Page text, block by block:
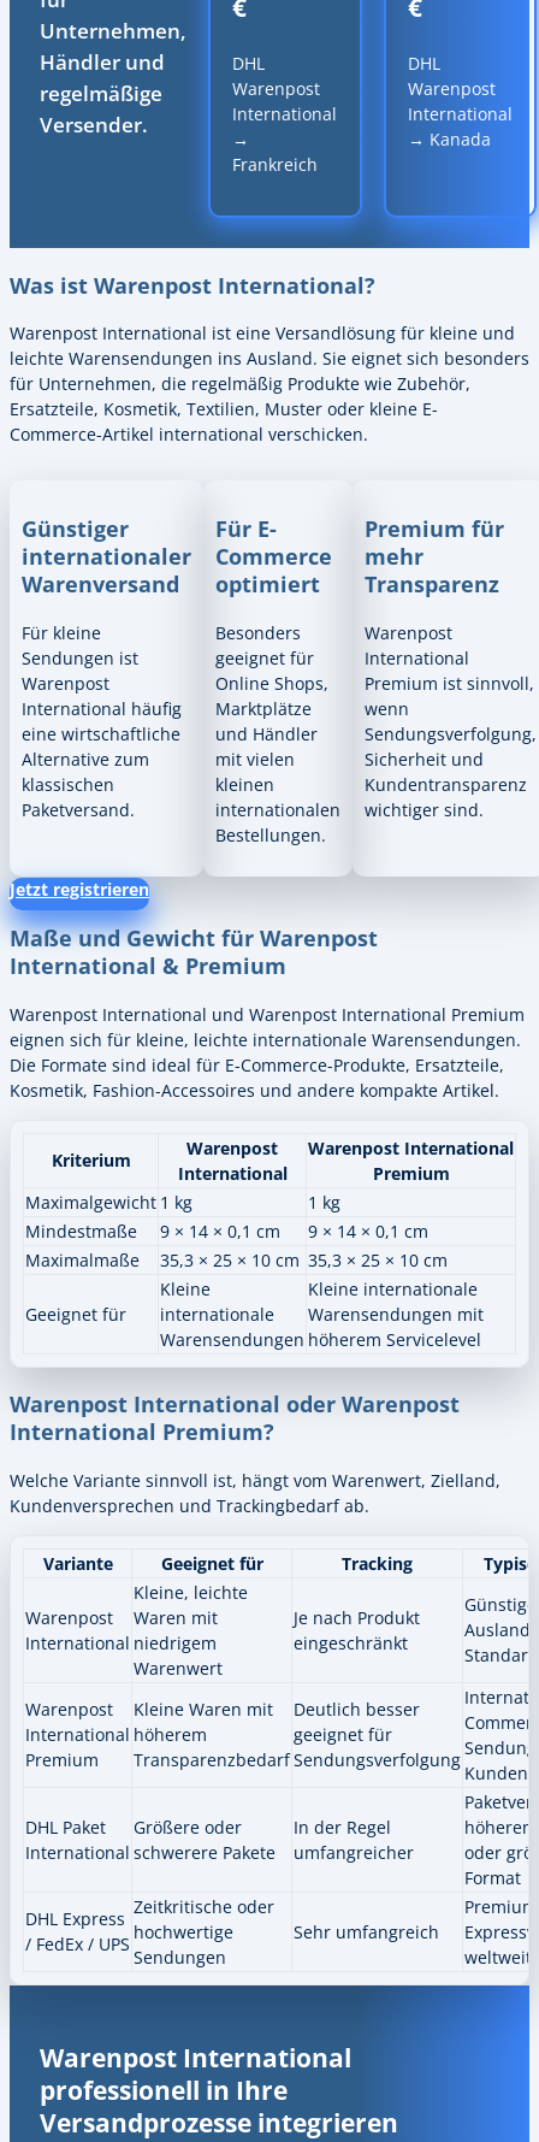
Unternehmen,
Händler und
regelmäßige
Versender.
DHL
Warenpost
International
→
Frankreich
DHL
Warenpost
International
→ Kanada
Was ist Warenpost International?
Warenpost International ist eine Versandlösung für kleine und
leichte Warensendungen ins Ausland. Sie eignet sich besonders
für Unternehmen, die regelmäßig Produkte wie Zubehör,
Ersatzteile, Kosmetik, Textilien, Muster oder kleine E-
Commerce-Artikel international verschicken.
Günstiger
internationaler
Warenversand
Für kleine
Sendungen ist
Warenpost
International häufig
eine wirtschaftliche
Alternative zum
klassischen
Paketversand.
Für E-
Commerce
optimiert
Besonders
geeignet für
Online Shops,
Marktplätze
und Händler
mit vielen
kleinen
internationalen
Bestellungen.
Premium für
mehr
Transparenz
Warenpost
International
Premium ist sinnvoll,
wenn
Sendungsverfolgung,
Sicherheit und
Kundentransparenz
wichtiger sind.
Jetzt registrieren
Maße und Gewicht für Warenpost
International & Premium
Warenpost International und Warenpost International Premium
eignen sich für kleine, leichte internationale Warensendungen.
Die Formate sind ideal für E-Commerce-Produkte, Ersatzteile,
Kosmetik, Fashion-Accessoires und andere kompakte Artikel.
Kriterium
Warenpost
International
Warenpost International
Premium
Maximalgewicht 1 kg
1 kg
Mindestmaße
9 × 14 × 0,1 cm
9 × 14 × 0,1 cm
Maximalmaße
35,3 × 25 × 10 cm 35,3 × 25 × 10 cm
Geeignet für
Kleine
internationale
Warensendungen
Kleine internationale
Warensendungen mit
höherem Servicelevel
Warenpost International oder Warenpost
International Premium?
Welche Variante sinnvoll ist, hängt vom Warenwert, Zielland,
Kundenversprechen und Trackingbedarf ab.
Variante Geeignet für Tracking
Warenpost
International
Kleine, leichte
Waren mit
niedrigem
Warenwert
Je nach Produkt
eingeschränkt
Warenpost
International
Premium
Kleine Waren mit
höherem
Transparenzbedarf
Deutlich besser
geeignet für
Sendungsverfolgung
Kunden-
DHL Paket
International
Größere oder
schwerere Pakete
In der Regel
umfangreicher
oder
Format
DHL Express
/ FedEx / UPS
Zeitkritische oder
hochwertige
Sendungen
Sehr umfangreich
weltweit
Warenpost International
professionell in Ihre
Versandprozesse integrieren